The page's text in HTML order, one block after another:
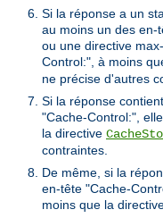
Si la réponse a un
au moins un des en-
ou une directive
Control:", à moins
ne précise d'autres
Si la réponse
"Cache-Control:",
la directive
contraintes.
De même, si la
en-tête "Cache-
moins que la